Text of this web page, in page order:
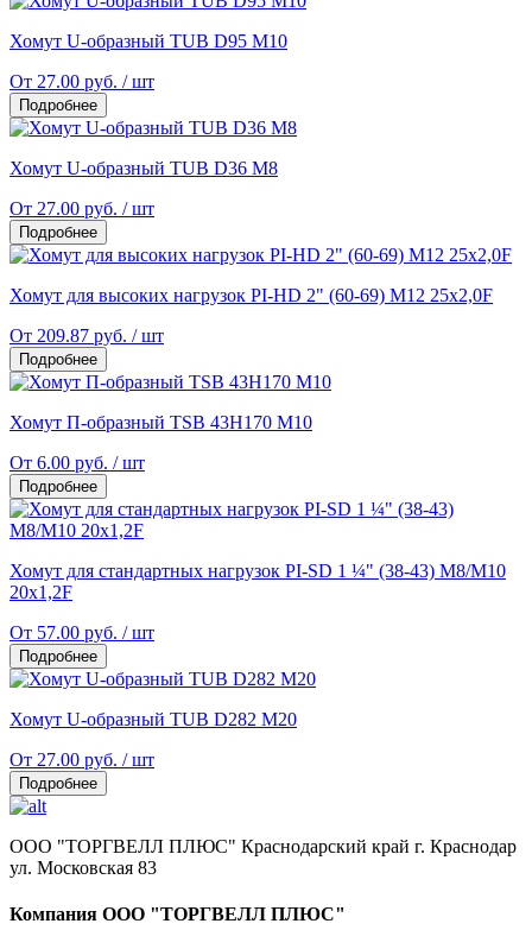
Хомут U-образный TUB D95 M10
От 27.00 руб. / шт
Подробнее
Хомут U-образный TUB D36 M8
От 27.00 руб. / шт
Подробнее
Хомут для высоких нагрузок PI-НD 2" (60-69) M12 25x2,0F
От 209.87 руб. / шт
Подробнее
Хомут П-образный TSB 43Н170 M10
От 6.00 руб. / шт
Подробнее
Хомут для стандартных нагрузок PI-SD 1 ¼" (38-43) M8/M10
20x1,2F
От 57.00 руб. / шт
Подробнее
Хомут U-образный TUB D282 M20
От 27.00 руб. / шт
Подробнее
ООО "ТОРГВЕЛЛ ПЛЮС" Краснодарский край г. Краснодар
ул. Московская 83
Компания ООО "ТОРГВЕЛЛ ПЛЮС"